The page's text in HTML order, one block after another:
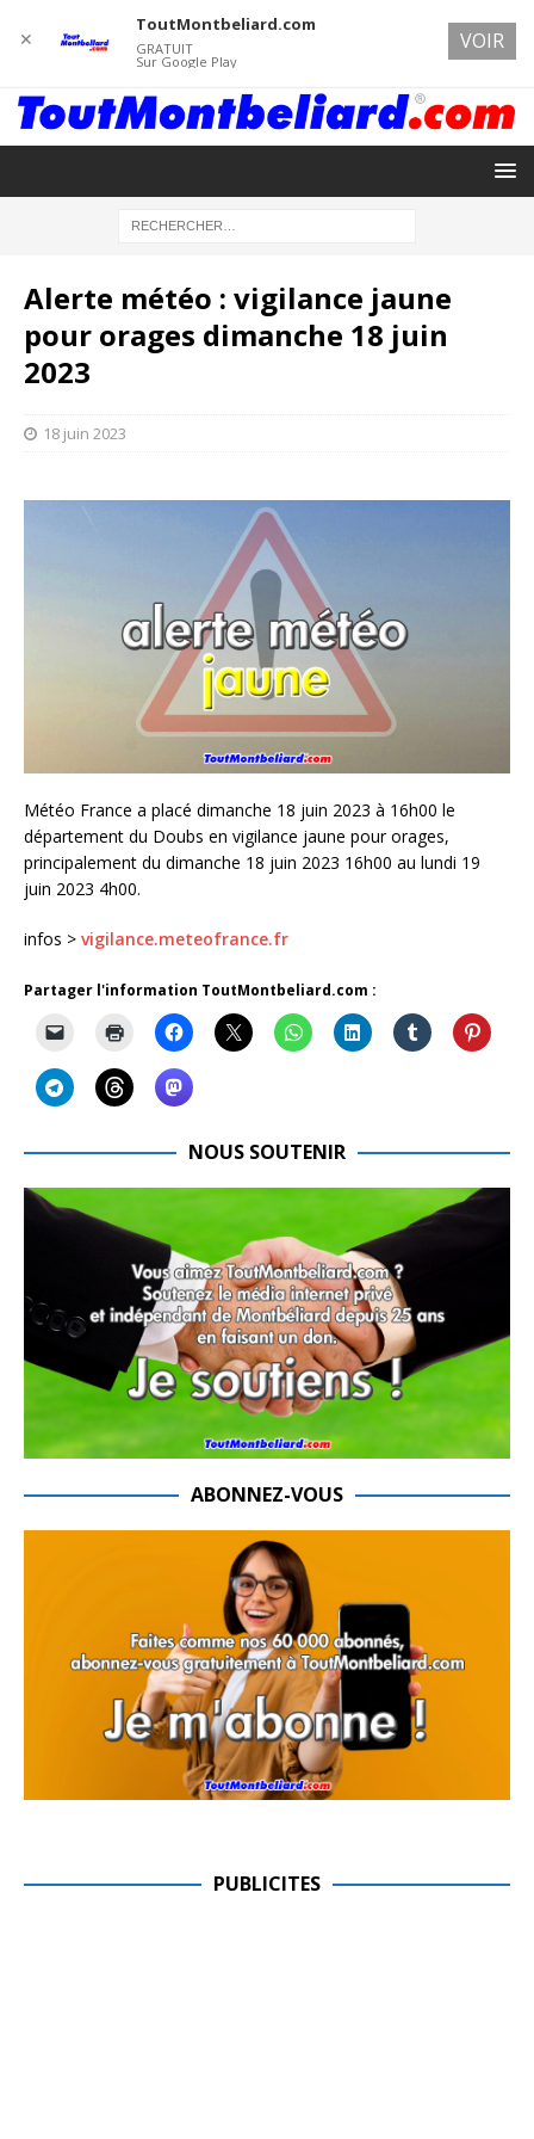
Alerte météo : vigilance jaune
pour orages dimanche 18 juin
2023
18 juin 2023
Météo France a placé dimanche 18 juin 2023 à 16h00 le
département du Doubs en vigilance jaune pour orages,
principalement du dimanche 18 juin 2023 16h00 au lundi 19
juin 2023 4h00.
infos > vigilance.meteofrance.fr
Partager l'information ToutMontbeliard.com :
NOUS SOUTENIR
ABONNEZ-VOUS
PUBLICITES
✕
ToutMontbeliard.com
GRATUIT
Sur Google Play
VOIR